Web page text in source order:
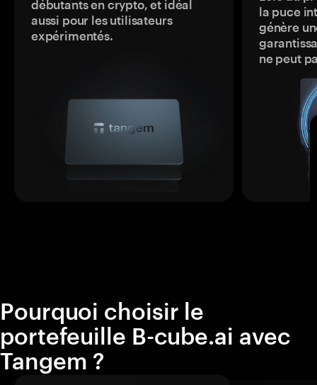
débutants en crypto, et idéal
aussi pour les utilisateurs
expérimentés.
la puce
génère
ne peut
Pourquoi choisir le
portefeuille B-cube.ai avec
Tangem ?